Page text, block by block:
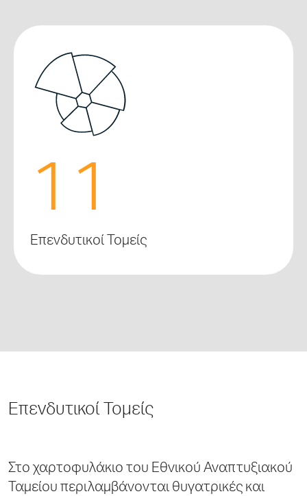
11
Επενδυτικοί Τομείς
Επενδυτικοί Τομείς
Στο χαρτοφυλάκιο του Εθνικού Αναπτυξιακού
Ταμείου περιλαμβάνονται θυγατρικές και